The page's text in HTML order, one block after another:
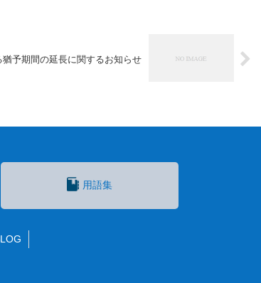
予期間の延長に関するお知らせ
用語集